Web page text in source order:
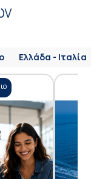
Ελλάδα - Ιταλία